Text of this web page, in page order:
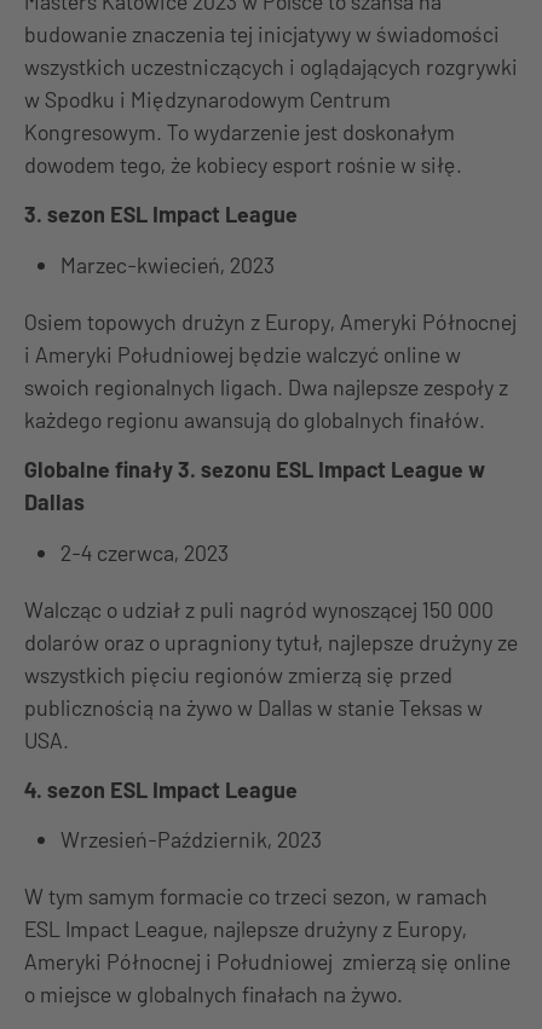
budowanie znaczenia tej inicjatywy w świadomości
wszystkich uczestniczących i oglądających rozgrywki
w Spodku i Międzynarodowym Centrum
Kongresowym. To wydarzenie jest doskonałym
dowodem tego, że kobiecy esport rośnie w siłę.
3. sezon ESL Impact League
Marzec-kwiecień, 2023
Osiem topowych drużyn z Europy, Ameryki Północnej
i Ameryki Południowej będzie walczyć online w
swoich regionalnych ligach. Dwa najlepsze zespoły z
każdego regionu awansują do globalnych finałów.
Globalne finały 3. sezonu ESL Impact League w
Dallas
2-4 czerwca, 2023
Walcząc o udział z puli nagród wynoszącej 150 000
dolarów oraz o upragniony tytuł, najlepsze drużyny ze
wszystkich pięciu regionów zmierzą się przed
publicznością na żywo w Dallas w stanie Teksas w
USA.
4. sezon ESL Impact League
Wrzesień-Październik, 2023
W tym samym formacie co trzeci sezon, w ramach
ESL Impact League, najlepsze drużyny z Europy,
Ameryki Północnej i Południowej zmierzą się online
o miejsce w globalnych finałach na żywo.